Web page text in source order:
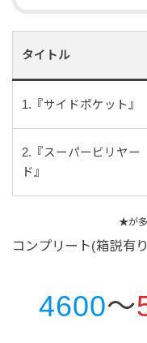
タイトル
1.『サイドポケット』
2.『スーパービリヤー
ド』
★が多
コンプリート(箱説
4600～